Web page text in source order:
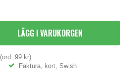
LÄGG I VARUKORGEN
(ord. 99 kr)
Faktura, kort, Swish